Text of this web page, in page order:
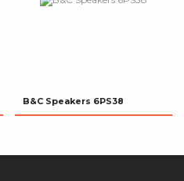
B&C Speakers 6PS38